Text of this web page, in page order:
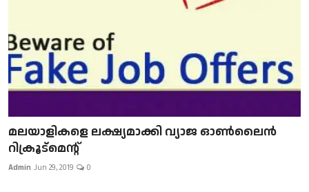
മലയാളികളെ ലക്ഷ്യമാക്കി വ്യാജ ഓൺലൈൻ
റിക്രൂട്മെന്റ്
Admin Jun 29, 2019 0